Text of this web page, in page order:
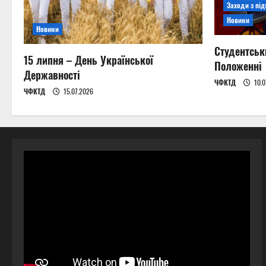
Новини
15 липня – День Української
Державності
ЧФКТД 15.07.2026
Заходи з
Новини
Положенні
ЧФКТД